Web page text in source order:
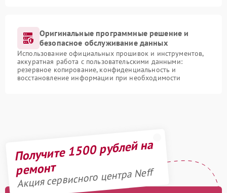
Оригинальные программные решение и
безопасное обслуживание данных
Использование официальных прошивок и инструментов,
аккуратная работа с пользовательскими данными:
резервное копирование, конфиденциальность и
восстановление информации при необходимости
Получите 1500 рублей на
ремонт
Акция сервисного центра Neff